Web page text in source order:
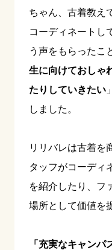
ちゃん、古着教え
コーディネートし
う声をもらったこ
生に向けておしゃ
たりしていきたい
しました。
リリバレは古着を
タッフがコーディ
を紹介したり、フ
場所として価値を
「充実なキャン